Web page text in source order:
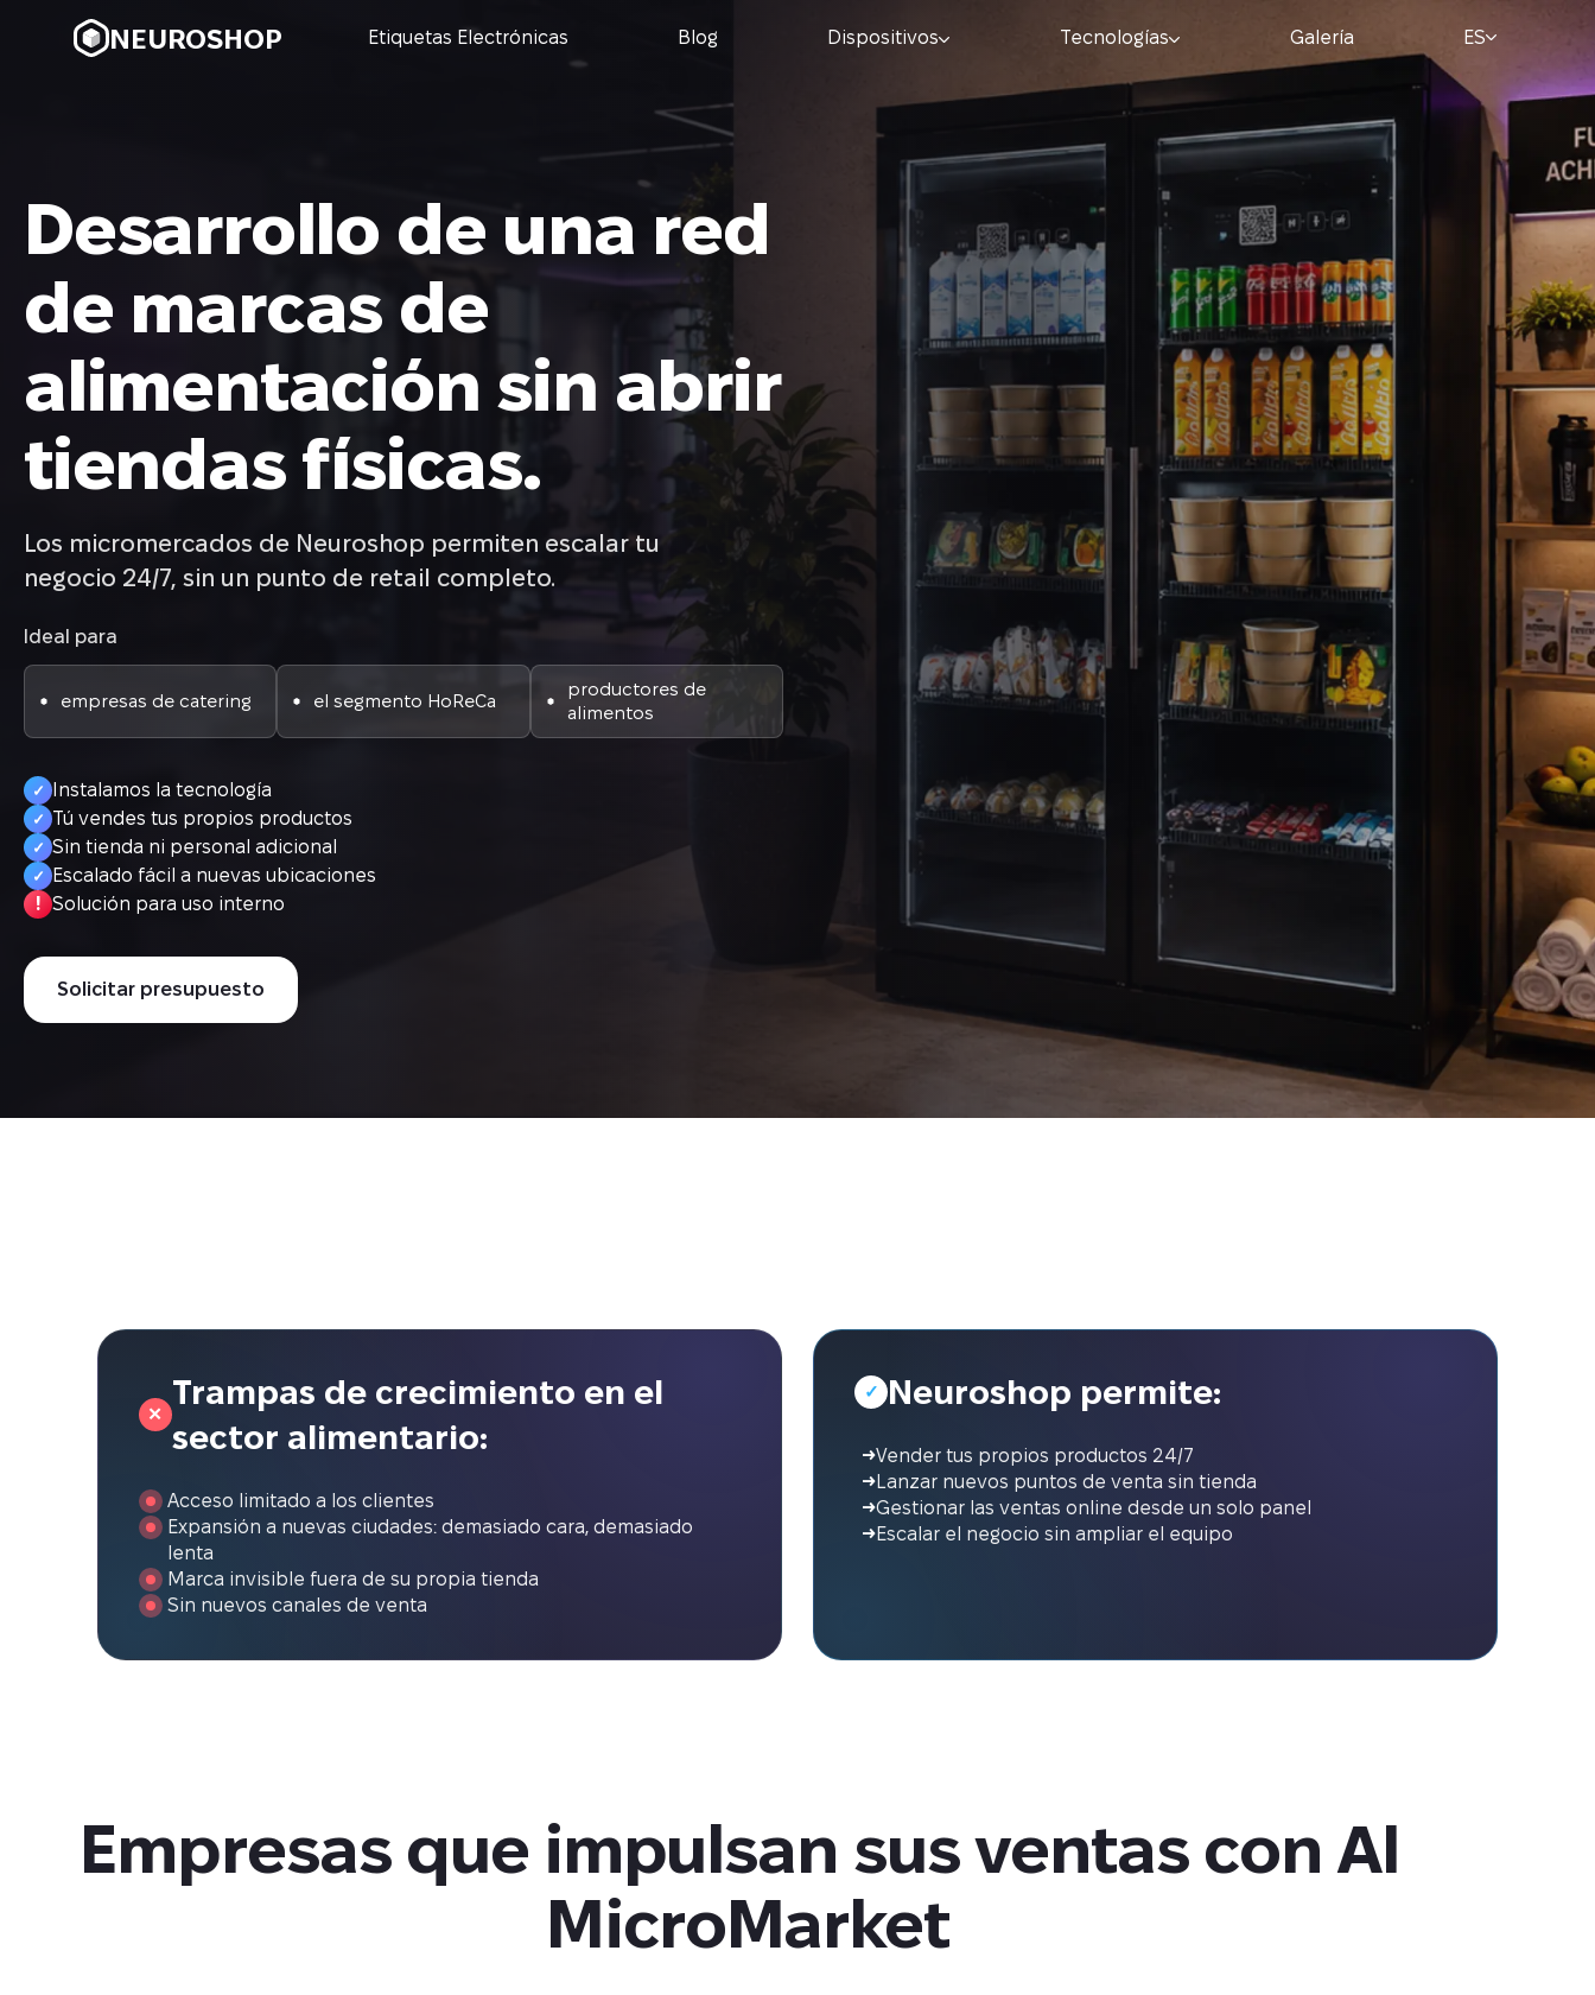
NEUROSHOP Etiquetas Electrónicas Blog Dispositivos Tecnologías Galería ES
Desarrollo de una red
de marcas de
alimentación sin abrir
tiendas físicas.
Los micromercados de Neuroshop permiten escalar tu
negocio 24/7, sin un punto de retail completo.
Ideal para
empresas de catering el segmento HoReCa
productores de
alimentos
✓ Instalamos la tecnología
✓ Tú vendes tus propios productos
✓ Sin tienda ni personal adicional
✓
Escalado fácil a nuevas ubicaciones
! Solución para uso interno
Solicitar presupuesto
✕
Trampas de crecimiento en el
sector alimentario:
Acceso limitado a los clientes
Expansión a nuevas ciudades: demasiado cara, demasiado
lenta
Marca invisible fuera de su propia tienda
Sin nuevos canales de venta
✓ Neuroshop permite:
Vender tus propios productos 24/7
Lanzar nuevos puntos de venta sin tienda
Gestionar las ventas online desde un solo panel
Escalar el negocio sin ampliar el equipo
Empresas que impulsan sus ventas con AI
MicroMarket